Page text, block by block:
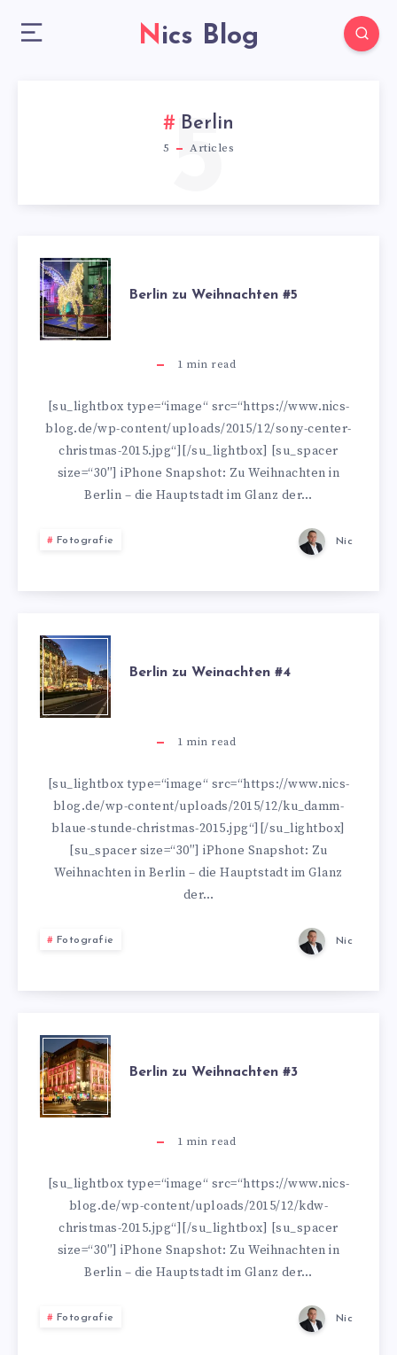
Nics Blog
Berlin
5 Articles
5
BERLIN
ZU
WEIHNACHTEN
#5
Berlin zu Weihnachten #5
1 min read
[su_lightbox type=“image“ src=“https://www.nics-
blog.de/wp-content/uploads/2015/12/sony-center-
christmas-2015.jpg“][/su_lightbox] [su_spacer
size=“30″] iPhone Snapshot: Zu Weihnachten in
Berlin – die Hauptstadt im Glanz der…
Fotografie Nic
BERLIN
ZU
WEINACHTEN
#4
Berlin zu Weinachten #4
1 min read
[su_lightbox type=“image“ src=“https://www.nics-
blog.de/wp-content/uploads/2015/12/ku_damm-
blaue-stunde-christmas-2015.jpg“][/su_lightbox]
[su_spacer size=“30″] iPhone Snapshot: Zu
Weihnachten in Berlin – die Hauptstadt im Glanz
der…
Fotografie Nic
BERLIN
ZU
WEIHNACHTEN
#3
Berlin zu Weihnachten #3
1 min read
[su_lightbox type=“image“ src=“https://www.nics-
blog.de/wp-content/uploads/2015/12/kdw-
christmas-2015.jpg“][/su_lightbox] [su_spacer
size=“30″] iPhone Snapshot: Zu Weihnachten in
Berlin – die Hauptstadt im Glanz der…
Fotografie Nic